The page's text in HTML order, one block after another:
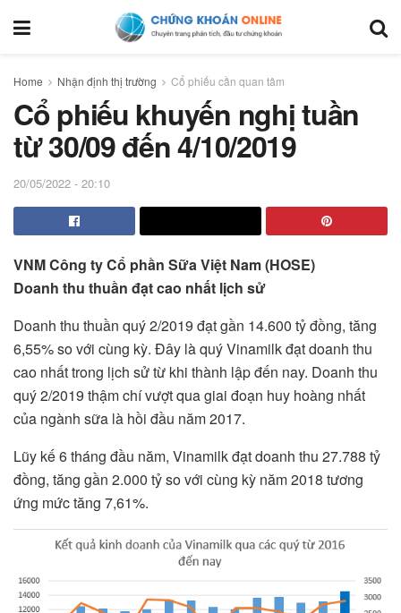
Home Nhận định thị trường Cổ phiếu cần quan tâm
Cổ phiếu khuyến nghị tuần
từ 30/09 đến 4/10/2019
20/05/2022 - 20:10
VNM Công ty Cổ phần Sữa Việt Nam (HOSE)
Doanh thu thuần đạt cao nhất lịch sử
Doanh thu thuần quý 2/2019 đạt gần 14.600 tỷ đồng, tăng
6,55% so với cùng kỳ. Đây là quý Vinamilk đạt doanh thu
cao nhất trong lịch sử từ khi thành lập đến nay. Doanh thu
quý 2/2019 thậm chí vượt qua giai đoạn huy hoàng nhất
của ngành sữa là hồi đầu năm 2017.
Lũy kế 6 tháng đầu năm, Vinamilk đạt doanh thu 27.788 tỷ
đồng, tăng gần 2.000 tỷ so với cùng kỳ năm 2018 tương
ứng mức tăng 7,61%.